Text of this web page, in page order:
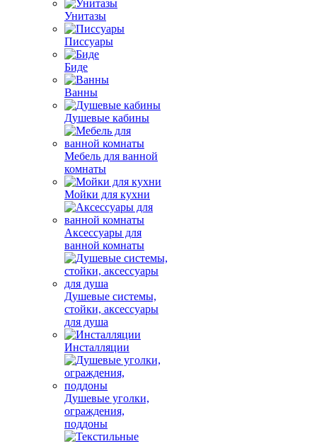
Унитазы
Писсуары
Биде
Ванны
Душевые кабины
Мебель для ванной
комнаты
Мойки для кухни
Аксессуары для
ванной комнаты
Душевые системы,
стойки, аксессуары
для душа
Инсталляции
Душевые уголки,
ограждения,
поддоны